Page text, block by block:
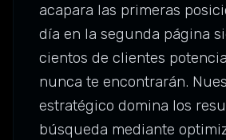
acapara las primeras
día en la segunda página
cientos de clientes
nunca te encontrarán.
estratégico domina los
búsqueda mediante